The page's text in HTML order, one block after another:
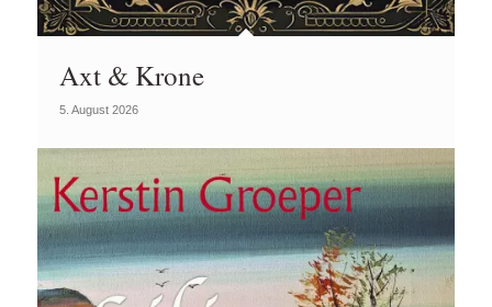
Axt & Krone
5. August 2026